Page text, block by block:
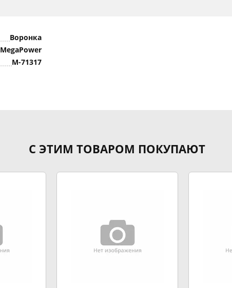
Воронка
MegaPower
M-71317
С ЭТИМ ТОВАРОМ ПОКУПАЮТ